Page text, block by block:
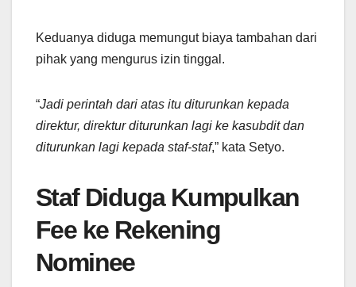
Keduanya diduga memungut biaya tambahan dari
pihak yang mengurus izin tinggal.
“Jadi perintah dari atas itu diturunkan kepada
direktur, direktur diturunkan lagi ke kasubdit dan
diturunkan lagi kepada staf-staf,” kata Setyo.
Staf Diduga Kumpulkan
Fee ke Rekening
Nominee